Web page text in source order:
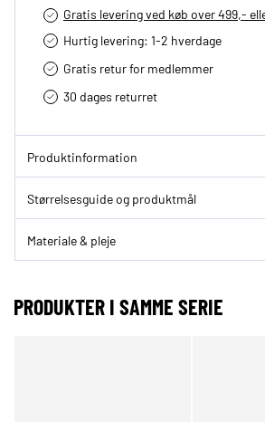
Gratis levering ved køb over 499,-
Hurtig levering­: 1-2 hverdage
Gratis retur for medlemmer
30 dages returret
Produktinformation
Størrelsesguide og produktmål
Materiale & pleje
PRODUKTER I SAMME SERIE